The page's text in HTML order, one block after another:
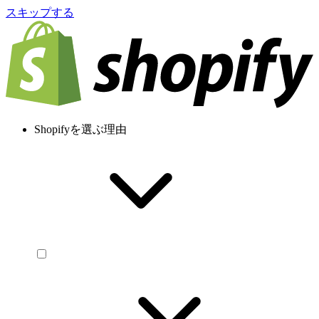
スキップする
Shopifyを選ぶ理由